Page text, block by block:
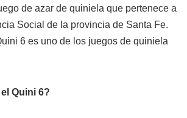
de azar de quiniela que pertenece a
Social de la provincia de Santa Fe.
6 es uno de los juegos de quiniela
Quini 6?